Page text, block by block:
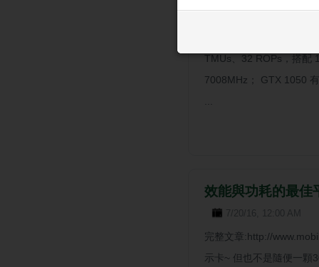
TMUs、32 ROPs，搭配
7008MHz； GTX 1050
效能與功耗的最佳
7/20/16, 12:00 AM
完整文章:http://
示卡~ 但也不是隨便一顆